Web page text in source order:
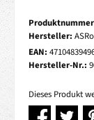
Hersteller:
EAN:
Hersteller-Nr.:
Dieses Produkt